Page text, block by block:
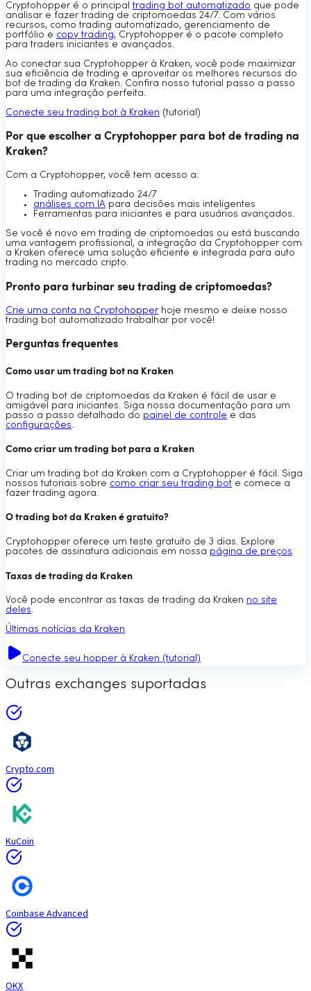
Cryptohopper é o principaltrading bot automatizado que pode
analisar e fazer trading de criptomoedas 24/7. Com vários
recursos, como trading automatizado, gerenciamento de
portfólio e copy trading, Cryptohopper é o pacote completo
para traders iniciantes e avançados.
Ao conectar sua Cryptohopper à Kraken, você pode maximizar
sua eficiência de trading e aproveitar os melhores recursos do
bot de trading da Kraken. Confira nosso tutorial passo a passo
para uma integração perfeita.
Conecte seu trading bot à Kraken (tutorial)
Por que escolher a Cryptohopper para bot de trading na
Kraken?
Com a Cryptohopper, você tem acesso a:
Trading automatizado 24/7
análises com IA para decisões mais inteligentes
Ferramentas para iniciantes e para usuários avançados.
Se você é novo em trading de criptomoedas ou está buscando
uma vantagem profissional, a integração da Cryptohopper com
a Kraken oferece uma solução eficiente e integrada para auto
trading no mercado cripto.
Pronto para turbinar seu trading de criptomoedas?
Crie uma conta na Cryptohopper hoje mesmo e deixe nosso
trading bot automatizado trabalhar por você!
Perguntas frequentes
Como usar um trading bot na Kraken
O trading bot de criptomoedas da Kraken é fácil de usar e
amigável para iniciantes. Siga nossa documentação para um
passo a passo detalhado do painel de controle e das
configurações.
Como criar um trading bot para a Kraken
Criar um trading bot da Kraken com a Cryptohopper é fácil. Siga
nossos tutoriais sobre como criar seu trading bot e comece a
fazer trading agora.
O trading bot da Kraken é gratuito?
Cryptohopper oferece um teste gratuito de 3 dias. Explore
pacotes de assinatura adicionais em nossa página de preços.
Taxas de trading da Kraken
Você pode encontrar as taxas de trading da Kraken no site
deles.
Últimas notícias da Kraken
Conecte seu hopper à Kraken (tutorial)
Outras exchanges suportadas
Crypto.com
KuCoin
Coinbase Advanced
OKX